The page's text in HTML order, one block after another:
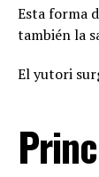
Esta forma
también la
El yutori